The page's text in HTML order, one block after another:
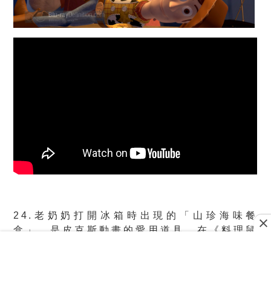
24.老奶奶打開冰箱時出現的「山珍海味餐
盒」，是皮克斯動畫的愛用道具，在《料理鼠